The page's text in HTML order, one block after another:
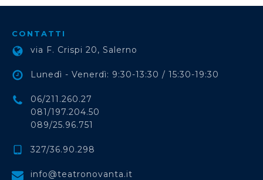
CONTATTI
via F. Crispi 20, Salerno
Lunedì - Venerdì: 9:30-13:30 / 15:30-19:30
06/211.260.27
081/197.204.50
089/25.96.751
327/36.90.298
info@teatronovanta.it